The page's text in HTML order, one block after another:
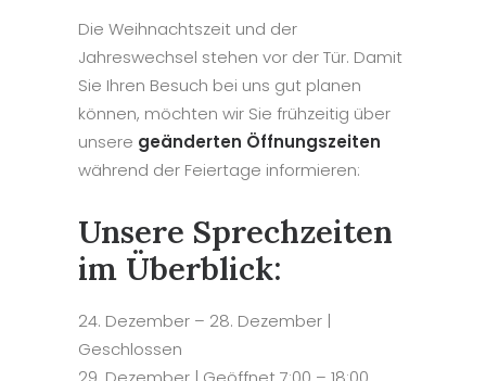
Die Weihnachtszeit und der
Jahreswechsel stehen vor der Tür. Damit
Sie Ihren Besuch bei uns gut planen
können, möchten wir Sie frühzeitig über
unsere geänderten Öffnungszeiten
während der Feiertage informieren:
Unsere Sprechzeiten
im Überblick:
24. Dezember – 28. Dezember |
Geschlossen